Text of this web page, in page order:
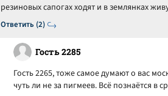
Ответить (2)
резиновых сапогах ходят и в землянках
Гость 2285
Гость 2265, тоже самое думают о вас
чуть ли не за пигмеев. Всё познаётся в